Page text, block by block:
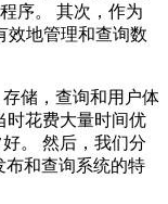
序。 其次，作为
效地管理和查询数
储，查询和用户体
时花费大量时间优
。 然后，我们分
布和查询系统的特